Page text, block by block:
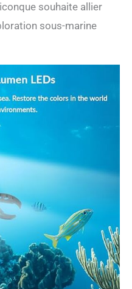
en bougeant
tournant la tête.
précis et facile
souhaite allier
sous-marine